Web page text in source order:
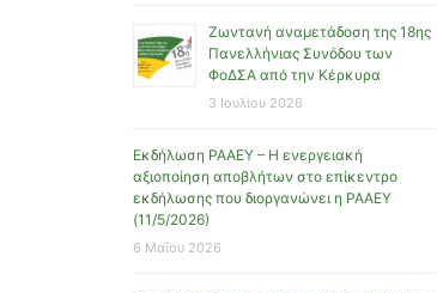
Ζωντανή αναμετάδοση της 18ης
Πανελλήνιας Συνόδου των
ΦοΔΣΑ από την Κέρκυρα
3 Ιουλίου 2026
Εκδήλωση ΡΑΑΕΥ – Η ενεργειακή
αξιοποίηση αποβλήτων στο επίκεντρο
εκδήλωσης που διοργανώνει η ΡΑΑΕΥ
(11/5/2026)
6 Μαΐου 2026